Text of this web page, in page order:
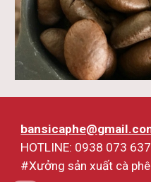
HOTLINE:
#Xưởng sản xuất cà